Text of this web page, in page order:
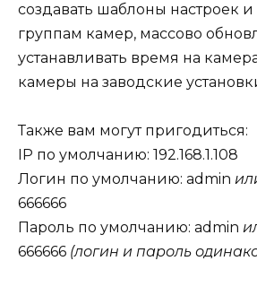
создавать шаблоны настроек
группам камер, массово
устанавливать время на
камеры на заводские
Также вам могут пригодиться:
IP по умолчанию: 192.168.1.108
Логин по умолчанию: admin
666666
Пароль по умолчанию: admin
666666 (логин и пароль